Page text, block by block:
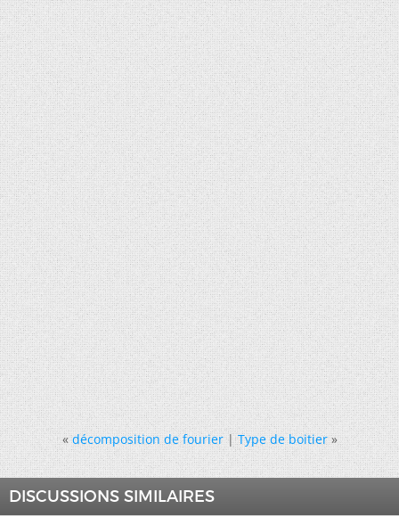
« décomposition de fourier|Type de boitier »
DISCUSSIONS SIMILAIRES